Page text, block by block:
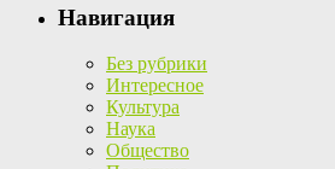
Навигация
Без рубрики
Интересное
Культура
Наука
Общество